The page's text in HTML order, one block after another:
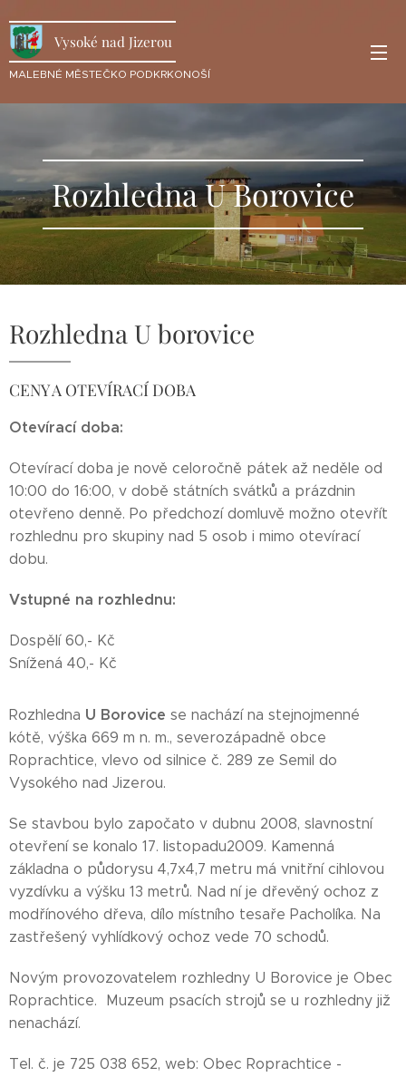
Vysoké nad Jizerou
MALEBNÉ MĚSTEČKO PODKRKONOŠÍ
Rozhledna U Borovice
Rozhledna U borovice
CENY A OTEVÍRACÍ DOBA
Otevírací doba:
Otevírací doba je nově celoročně pátek až neděle od
10:00 do 16:00, v době státních svátků a prázdnin
otevřeno denně. Po předchozí domluvě možno otevřít
rozhlednu pro skupiny nad 5 osob i mimo otevírací
dobu.
Vstupné na rozhlednu:
Dospělí 60,- Kč
Snížená 40,- Kč
Rozhledna U Borovice se nachází na stejnojmenné
kótě, výška 669 m n. m., severozápadně obce
Roprachtice, vlevo od silnice č. 289 ze Semil do
Vysokého nad Jizerou.
Se stavbou bylo započato v dubnu 2008, slavnostní
otevření se konalo 17. listopadu2009. Kamenná
základna o půdorysu 4,7x4,7 metru má vnitřní cihlovou
vyzdívku a výšku 13 metrů. Nad ní je dřevěný ochoz z
modřínového dřeva, dílo místního tesaře Pacholíka. Na
zastřešený vyhlídkový ochoz vede 70 schodů.
Novým provozovatelem rozhledny U Borovice je Obec
Roprachtice. Muzeum psacích strojů se u rozhledny již
nenachází.
Tel. č. je 725 038 652, web: Obec Roprachtice -